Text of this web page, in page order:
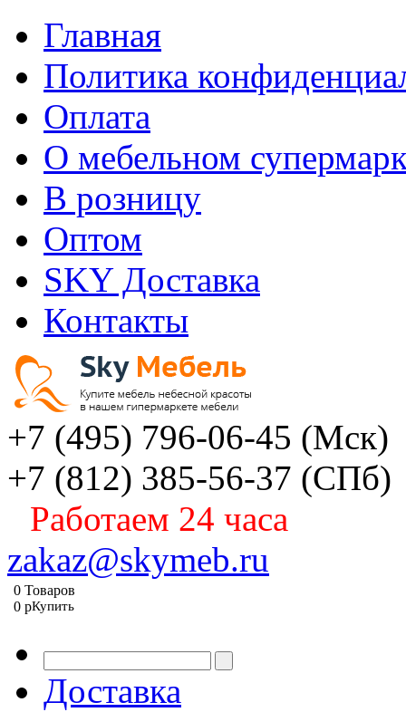
Главная
Политика
Оплата
О мебельном
В розницу
Оптом
SKY Доставка
Контакты
+7 (495) 796-06-45 (Мск)
+7 (812) 385-56-37 (СПб)
Работаем 24 часа
zakaz@skymeb.ru
0 Товаров
0 pКупить
Доставка